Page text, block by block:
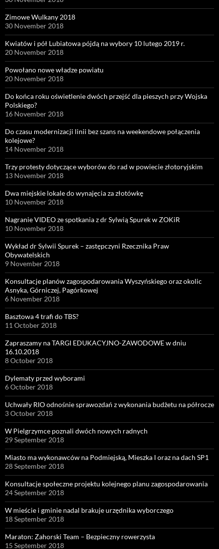
Zimowe Wulkany 2018
30 November 2018
Kwiatów i pół Lubiatowa pójdą na wybory 10 lutego 2019 r.
20 November 2018
Powołano nowe władze powiatu
20 November 2018
Do końca roku oświetlenie dwóch przejść dla pieszych przy Wojska
Polskiego?
16 November 2018
Do czasu modernizacji linii bez szans na weekendowe połączenia
kolejowe?
14 November 2018
Trzy protesty dotyczące wyborów do rad w powiecie złotoryjskim
13 November 2018
Dwa miejskie lokale do wynajęcia za złotówkę
10 November 2018
Nagranie VIDEO ze spotkania z dr Sylwią Spurek w ZOKiR
10 November 2018
Wykład dr Sylwii Spurek – zastępczyni Rzecznika Praw
Obywatelskich
9 November 2018
Konsultacje planów zagospodarowania Wyszyńskiego oraz okolic
Asnyka, Górniczej, Pagórkowej
6 November 2018
Basztowa 4 trafi do TBS?
11 October 2018
Zapraszamy na TARGI EDUKACYJNO-ZAWODOWE w dniu
16.10.2018
8 October 2018
Dylematy przed wyborami
6 October 2018
Uchwały RIO odnośnie sprawozdań z wykonania budżetu na półrocze
3 October 2018
W Pielgrzymce poznali dwóch nowych radnych
29 September 2018
Miasto ma wykonawców na Podmiejską, Mieszka I oraz na dach SP1
28 September 2018
Konsultacje społeczne projektu kolejnego planu zagospodarowania
24 September 2018
W mieście i gminie nadal brakuje urzędnika wyborczego
18 September 2018
Maraton: Zahorski Team – Bezpieczny rowerzysta
15 September 2018